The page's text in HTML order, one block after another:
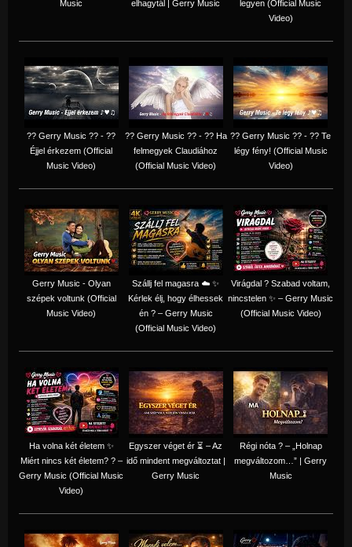
Music elhagytál | Gerry Music
legyen (Official Music
Video)
?? Gerry Music ?? - ??
Éjjel érkezem (Official
Music Video)
?? Gerry Music ?? - ?? Ha
felmegyek Claudiához
(Official Music Video)
?? Gerry Music ?? - ?? Te
légy fény! (Official Music
Video)
Gerry Music - Olyan
szépek voltunk (Official
Music Video)
Szállj fel magasra ☁️ ✨
Kérlek élj, hogy élhessek
én ? – Gerry Music
(Official Music Video)
Virágdal ? Szabad voltam,
nincstelen ✨ – Gerry Music
(Official Music Video)
Ha volna két életem ✨
Miért nincs két életem? ? –
Gerry Music (Official Music
Video)
Egyszer véget ér ⏳ – Az
idő mindent megváltoztat |
Gerry Music
Régi nóta ? – „Holnap
megváltozom…” | Gerry
Music